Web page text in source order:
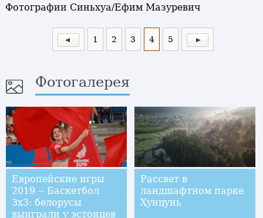
Фотографии Синьхуа/Ефим Мазуревич
1 2 3 4 5
Фотогалерея
Европейские игры
2019 -- Баскетбол
3х3: белорусы
выиграли у эстонцев
Рассвет в
ландшафтном парке
Хунцунь